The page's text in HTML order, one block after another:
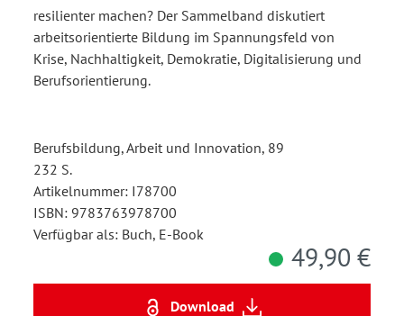
resilienter machen? Der Sammelband diskutiert
arbeitsorientierte Bildung im Spannungsfeld von
Krise, Nachhaltigkeit, Demokratie, Digitalisierung und
Berufsorientierung.
Berufsbildung, Arbeit und Innovation, 89
232 S.
Artikelnummer: I78700
ISBN: 9783763978700
Verfügbar als: Buch, E-Book
49,90 €
Download